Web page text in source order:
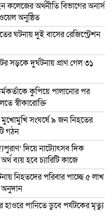
অর্থনীতি বিভাগের অনার্স
অনুষ্ঠিত
ঘটনায় দুই বাসের রেজিস্ট্রেশন
সড়কে দুর্ঘটনায় প্রাণ গেল ৩১
কুপিয়ে পালানোর পর
স্বীকারোক্তি
মুখোমুখি সংঘর্ষে ৯ জন নিহতের
গঠন
দিয়ে নাট্যোৎসব দিক
ব্যয় হবে চ্যারিটি কাজে
নিহতদের পরিবার পাচ্ছে ৫ লাখ
অনুদান
হাওরে পানিতে ডুবে পর্যটকের মৃত্যু